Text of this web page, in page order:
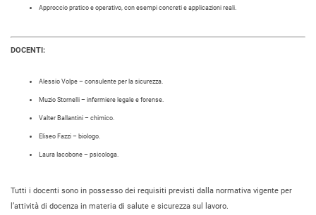
Approccio pratico e operativo, con esempi concreti e applicazioni reali.
DOCENTI:
Alessio Volpe – consulente per la sicurezza.
Muzio Stornelli – infermiere legale e forense.
Valter Ballantini – chimico.
Eliseo Fazzi – biologo.
Laura Iacobone – psicologa.
Tutti i docenti sono in possesso dei requisiti previsti dalla normativa vigente per
l’attività di docenza in materia di salute e sicurezza sul lavoro.